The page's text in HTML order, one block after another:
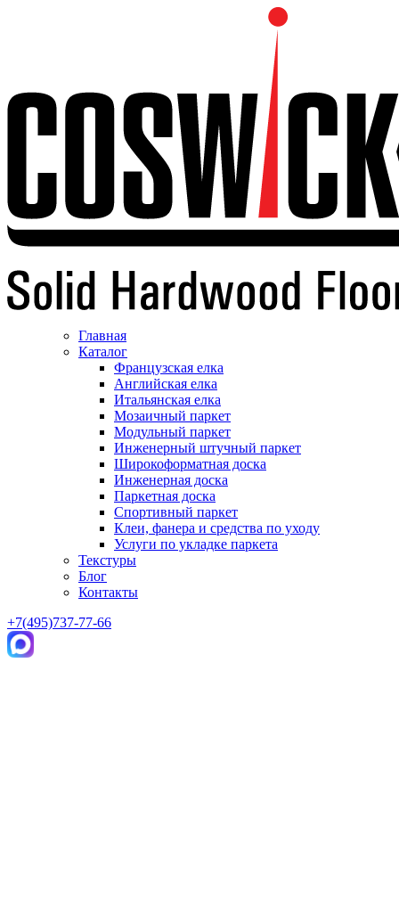
Главная
Каталог
Французская елка
Английская елка
Итальянская елка
Мозаичный паркет
Модульный паркет
Инженерный штучный паркет
Широкоформатная доска
Инженерная доска
Паркетная доска
Спортивный паркет
Клеи, фанера и средства по уходу
Услуги по укладке паркета
Текстуры
Блог
Контакты
+7(495)737-77-66